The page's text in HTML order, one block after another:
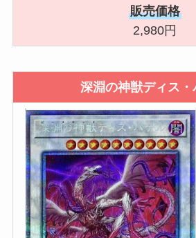
販売価格
2,980円
深淵の神獣ディス・